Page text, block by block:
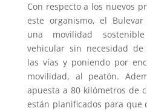
Con respecto a los nuevos
este organismo, el
una movilidad
vehicular sin necesidad
las vías y poniendo por
movilidad, al peatón.
apuesta a 80 kilómetros de
están planificados para que